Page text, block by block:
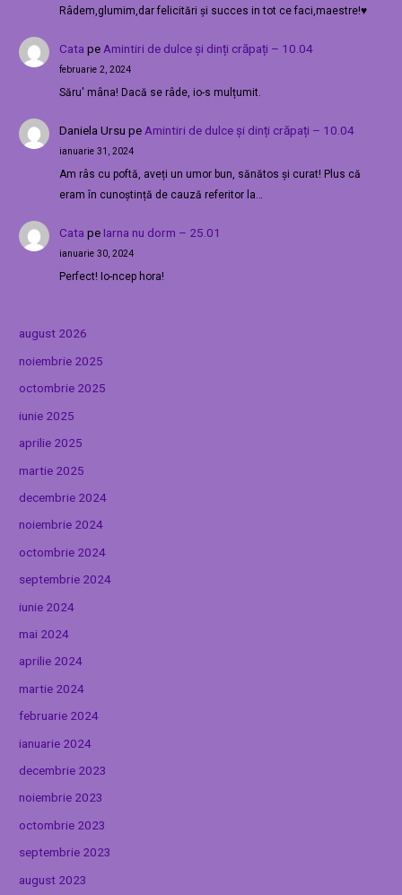
Râdem,glumim,dar felicitări și succes in tot ce faci,maestre!♥️
Cata pe Amintiri de dulce și dinți crăpați – 10.04
februarie 2, 2024
Săru' mâna! Dacă se râde, io-s mulțumit.
Daniela Ursu pe Amintiri de dulce și dinți crăpați – 10.04
ianuarie 31, 2024
Am râs cu poftă, aveți un umor bun, sănătos și curat! Plus că
eram în cunoștință de cauză referitor la…
Cata pe Iarna nu dorm – 25.01
ianuarie 30, 2024
Perfect! Io-ncep hora!
august 2026
noiembrie 2025
octombrie 2025
iunie 2025
aprilie 2025
martie 2025
decembrie 2024
noiembrie 2024
octombrie 2024
septembrie 2024
iunie 2024
mai 2024
aprilie 2024
martie 2024
februarie 2024
ianuarie 2024
decembrie 2023
noiembrie 2023
octombrie 2023
septembrie 2023
august 2023